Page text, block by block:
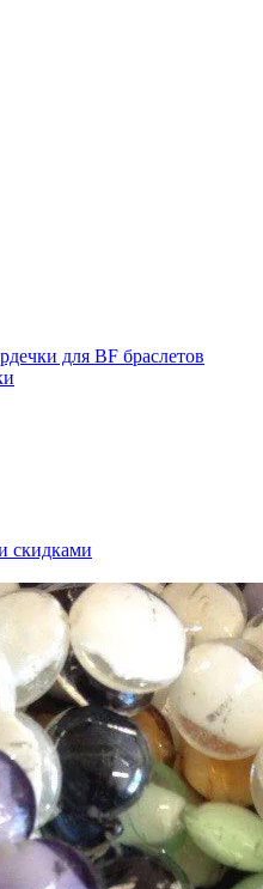
для BF браслетов
скидками